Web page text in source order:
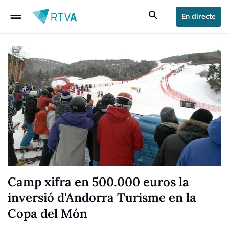
drag_handle search En directe
Camp xifra en 500.000 euros la
inversió d'Andorra Turisme en la
Copa del Món